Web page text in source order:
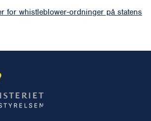
for whistleblower-ordninger på statens